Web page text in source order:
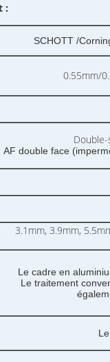
:
SCHOTT /
0.55mm/
Double-
AF double face
3.1mm, 3.9mm,
Le cadre en
Le traitement